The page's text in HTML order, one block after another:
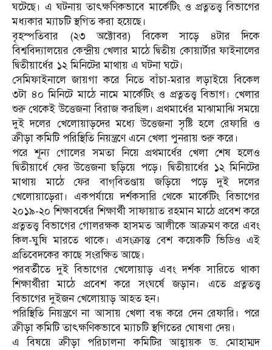
ঘটেছে। এ ঘটনায় তাৎক্ষণিকভাবে মার্কেটিং ও প্রত্নতত্ত্ব বিভাগের
মধ্যকার ম্যাচটি স্থগিত করা হয়েছে।
বৃহস্পতিবার (২৩ অক্টোবর) বিকেল সাড়ে ৪টার দিকে
বিশ্ববিদ্যালয়ের কেন্দ্রীয় খেলার মাঠে দ্বিতীয় কোয়ার্টার ফাইনালের
দ্বিতীয়ার্ধের ১২ মিনিটের মাথায় এ ঘটনা ঘটে।
সেমিফাইনালে জায়গা করে নিতে বাঁচা-মরার লড়াইয়ে বিকেল
৩টা ৪০ মিনিটে মাঠে নামে মার্কেটিং ও প্রত্নতত্ত্ব বিভাগ। খেলার
শুরু থেকেই উত্তেজনা বিরাজ করছিল। প্রথমার্ধের মাঝামাঝি সময়ে
দুই দলের খেলোয়াড়দের মধ্যে উত্তেজনা সৃষ্টি হলে রেফারি ও
ক্রীড়া কমিটি পরিস্থিতি নিয়ন্ত্রণে এনে খেলা পুনরায় শুরু করে।
পরে শূন্য গোলের সমতা নিয়ে প্রথমার্ধের খেলা শেষ হলেও
দ্বিতীয়ার্ধে ফের উত্তেজনা ছড়িয়ে পড়ে। দ্বিতীয়ার্ধের ১২ মিনিটের
মাথায় মাঠে ফের বাগ্‌বিতণ্ডায় জড়িয়ে পড়ে দুই দলের
খেলোয়াড়েরা। একপর্যায়ে দর্শকসারি থেকে মার্কেটিং বিভাগের
২০১৯-২০ শিক্ষাবর্ষের শিক্ষার্থী সাফায়াত রহমান মাঠে প্রবেশ করে
প্রত্নতত্ত্ব বিভাগের গোলরক্ষক হাসমত আলীকে আক্রমণ করে এবং
কিল-ঘুষি মারতে থাকে। এসংক্রান্ত বেশ কয়েকটি ভিডিও এই
প্রতিবেদকের কাছে সংরক্ষিত আছে।
পরবর্তীতে দুই বিভাগের খেলোয়াড় এবং দর্শক সারিতে থাকা
শিক্ষার্থীরা মাঠে প্রবেশ করে সংঘর্ষে জড়ান। এতে প্রত্নতত্ত্ব
বিভাগের দুইজন খেলোয়াড় আহত হন।
পরিস্থিতি নিয়ন্ত্রণে না আসায় খেলা বন্ধ করে দেন রেফারি। পরে
ক্রীড়া কমিটি তাৎক্ষণিকভাবে ম্যাচটি স্থগিতের ঘোষণা দেয়।
এ বিষয়ে ক্রীড়া পরিচালনা কমিটির আহ্বায়ক ড. মোহাম্মদ